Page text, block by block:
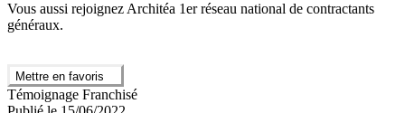
Vous aussi rejoignez Architéa 1er réseau national de contractants
généraux.
Mettre en favoris
Témoignage Franchisé